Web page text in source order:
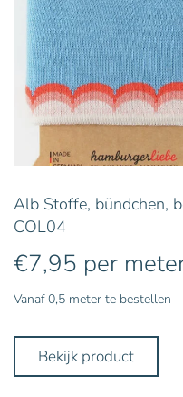
Alb Stoffe, bündchen,
COL04
€7,95 per
Vanaf 0,5 meter te bestellen
Bekijk product